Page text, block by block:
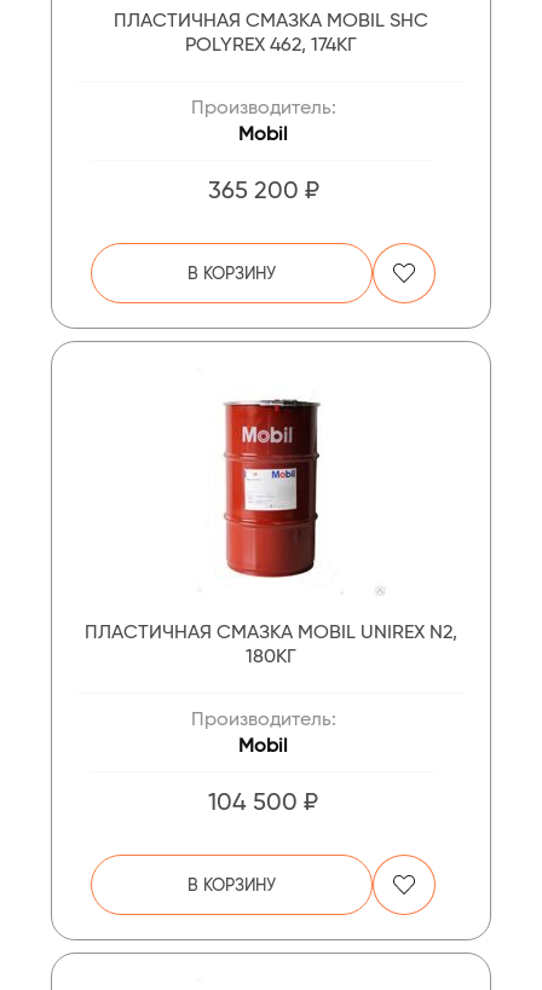
ПЛАСТИЧНАЯ СМАЗКА MOBIL SHC
POLYREX 462, 174КГ
Производитель:
Mobil
365 200 ₽
В КОРЗИНУ
ПЛАСТИЧНАЯ СМАЗКА MOBIL UNIREX N2,
180КГ
Производитель:
Mobil
104 500 ₽
В КОРЗИНУ